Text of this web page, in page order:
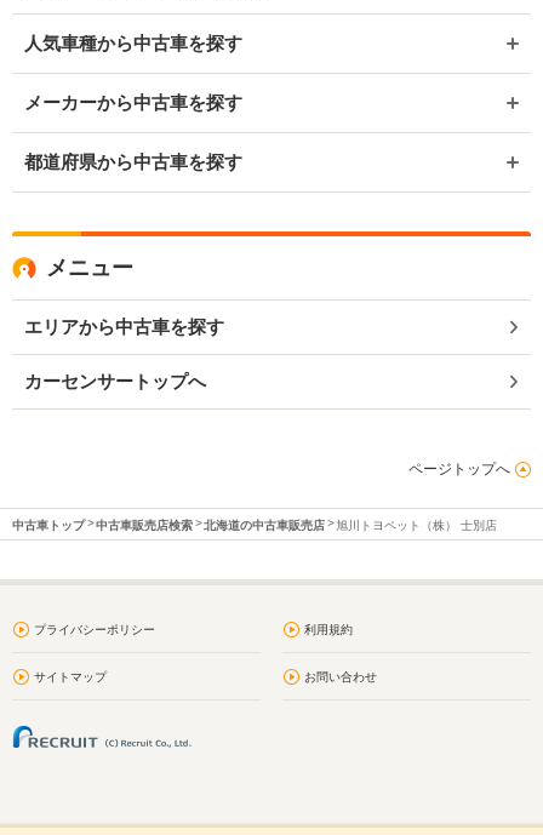
人気車種から中古車を探す
メーカーから中古車を探す
都道府県から中古車を探す
メニュー
エリアから中古車を探す
カーセンサートップへ
ページトップへ
中古車トップ 中古車販売店検索 北海道の中古車販売店 旭川トヨペット（株） 士別店
プライバシーポリシー 利用規約
サイトマップ お問い合わせ